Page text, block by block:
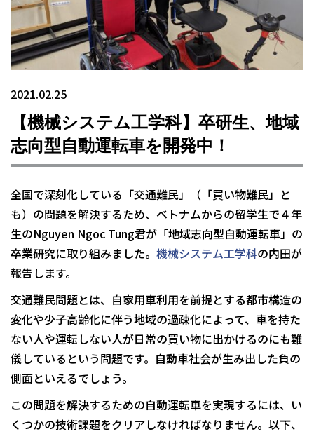
2021.02.25
【機械システム工学科】卒研生、地域
志向型自動運転車を開発中！
全国で深刻化している「交通難民」（「買い物難民」と
も）の問題を解決するため、ベトナムからの留学生で４年
生のNguyen Ngoc Tung君が「地域志向型自動運転車」の
卒業研究に取り組みました。 機械システム工学科の内田が
報告します。
交通難民問題とは、自家用車利用を前提とする都市構造の
変化や少子高齢化に伴う地域の過疎化によって、車を持た
ない人や運転しない人が日常の買い物に出かけるのにも難
儀しているという問題です。自動車社会が生み出した負の
側面といえるでしょう。
この問題を解決するための自動運転車を実現するには、い
くつかの技術課題をクリアしなければなりません。以下、